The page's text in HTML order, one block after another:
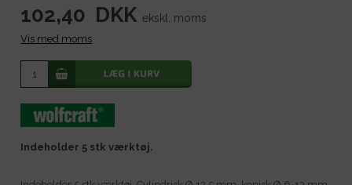
102,40 DKK ekskl. moms
Vis med moms
Indeholder 5 stk værktøj.